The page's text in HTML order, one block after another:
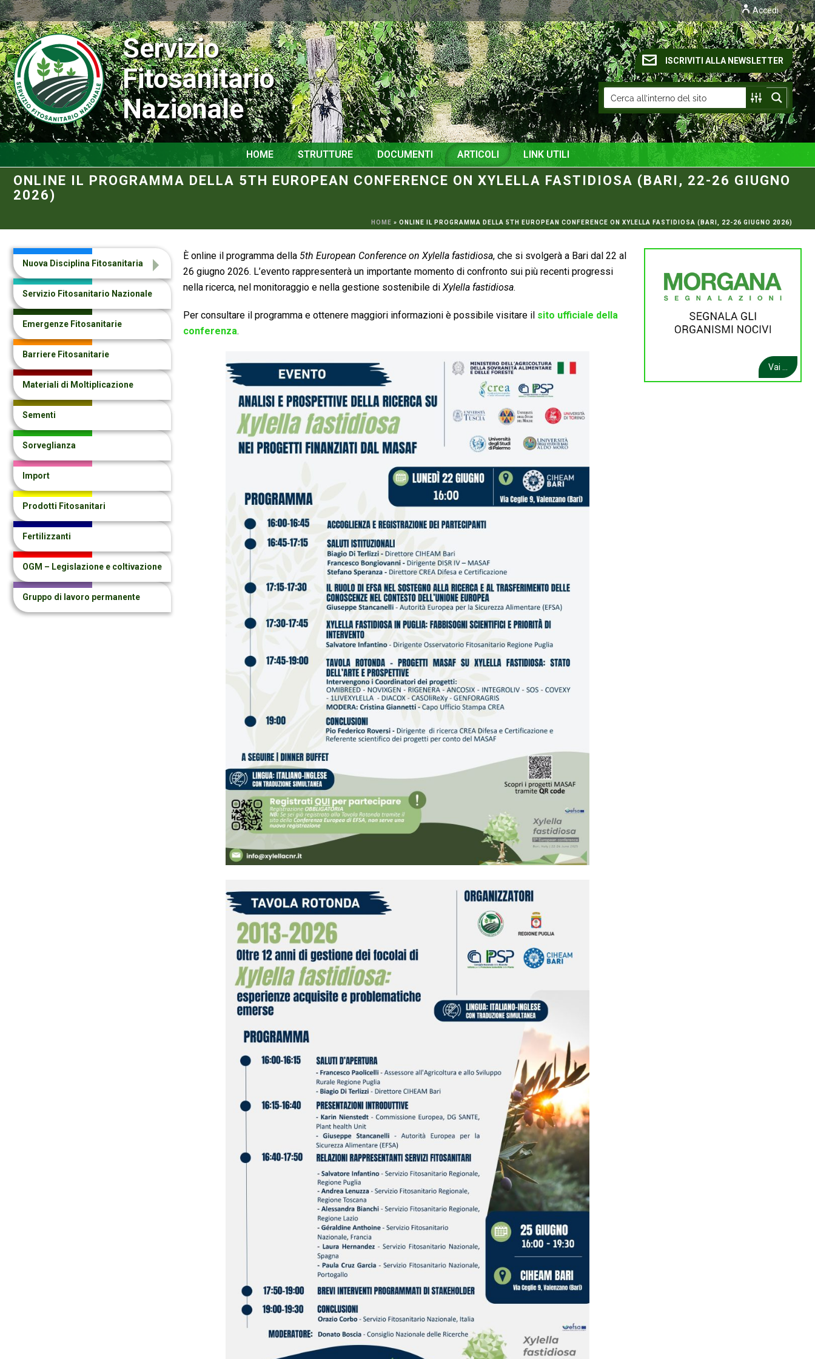
Accedi
Servizio
Fitosanitario
Nazionale
ISCRIVITI ALLA NEWSLETTER
HOME STRUTTURE DOCUMENTI ARTICOLI LINK UTILI
ONLINE IL PROGRAMMA DELLA 5TH EUROPEAN CONFERENCE ON XYLELLA FASTIDIOSA (BARI, 22-26 GIUGNO
2026)
HOME » ONLINE IL PROGRAMMA DELLA 5TH EUROPEAN CONFERENCE ON XYLELLA FASTIDIOSA (BARI, 22-26 GIUGNO 2026)
È online il programma della 5th European Conference on Xylella fastidiosa, che si svolgerà a Bari dal 22 al
26 giugno 2026. L’evento rappresenterà un importante momento di confronto sui più recenti progressi
nella ricerca, nel monitoraggio e nella gestione sostenibile di Xylella fastidiosa.
Per consultare il programma e ottenere maggiori informazioni è possibile visitare il sito ufficiale della
conferenza.
Nuova Disciplina Fitosanitaria
Servizio Fitosanitario Nazionale
Emergenze Fitosanitarie
Barriere Fitosanitarie
Materiali di Moltiplicazione
Sementi
Sorveglianza
Import
Prodotti Fitosanitari
Fertilizzanti
OGM – Legislazione e coltivazione
Gruppo di lavoro permanente
Vai ...